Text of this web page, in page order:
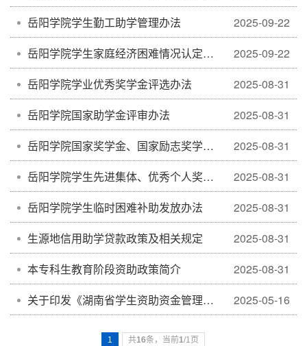
2025-09-22
岳阳学院学生勤工助学管理办法
2025-09-22
岳阳学院学生家庭经济困难情况认定工作实施办法
2025-08-31
岳阳学院学业优秀奖学金评选办法
2025-08-31
岳阳学院国家助学金评审办法
2025-08-31
岳阳学院国家奖学金、国家励志奖学金评定实施办法
2025-08-31
岳阳学院学生先进集体、优秀个人奖励办法
2025-08-31
岳阳学院学生临时困难补助发放办法
2025-08-31
生源地信用助学贷款政策及相关规定
2025-08-31
本专科生教育阶段资助政策简介
2025-05-16
关于印发《湖南省学生资助资金管理办法》的通知
1 共16条，当前1/1页